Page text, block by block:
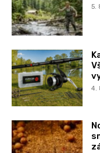
5.
4.